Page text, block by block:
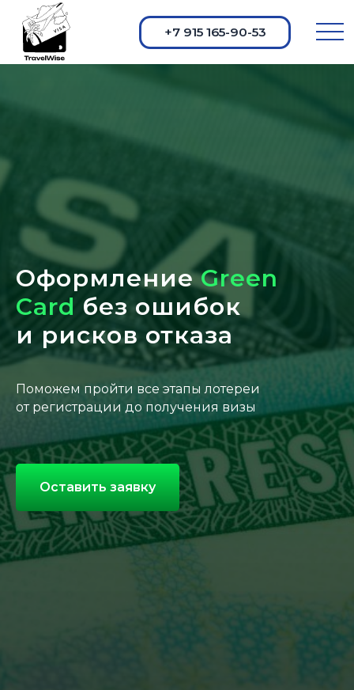
+7 915 165-90-53
ОформлениеGreen
Card без ошибок
и рисков отказа
Поможем пройти все этапы лотереи
от регистрации до получения визы
Оставить заявку